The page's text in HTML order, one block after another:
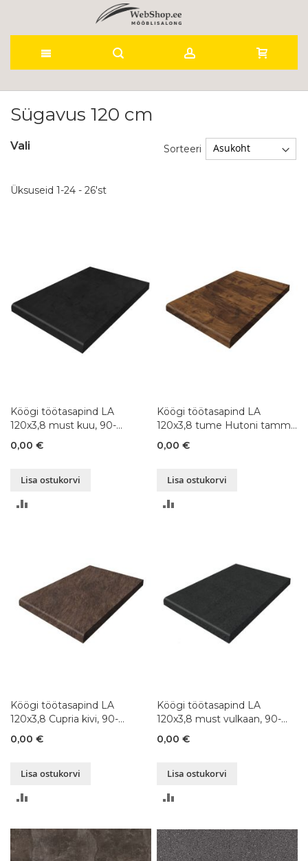
to
Sügavus 120 cm
Üksuseid 1-24 - 26'st
Sorteeri
Köögi töötasapind LA
120x3,8 must kuu, 90-
300x120xK3,8 cm
0,00 €
Lisa ostukorvi
Köögi töötasapind LA
120x3,8 tume Hutoni tamm,
90-300x120xK3,8 cm
0,00 €
Lisa ostukorvi
Köögi töötasapind LA
120x3,8 Cupria kivi, 90-
300x120xK3,8 cm
0,00 €
Lisa ostukorvi
Köögi töötasapind LA
120x3,8 must vulkaan, 90-
300x120xK3,8 cm
0,00 €
Lisa ostukorvi
Vali